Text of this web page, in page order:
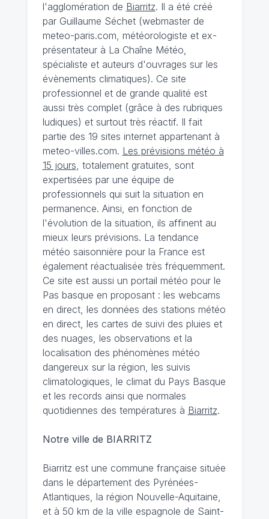
l'agglomération de Biarritz. Il a été créé
par Guillaume Séchet (webmaster de
meteo-paris.com, météorologiste et ex-
présentateur à La Chaîne Météo,
spécialiste et auteurs d'ouvrages sur les
évènements climatiques). Ce site
professionnel et de grande qualité est
aussi très complet (grâce à des rubriques
ludiques) et surtout très réactif. Il fait
partie des 19 sites internet appartenant à
meteo-villes.com. Les prévisions météo à
15 jours, totalement gratuites, sont
expertisées par une équipe de
professionnels qui suit la situation en
permanence. Ainsi, en fonction de
l'évolution de la situation, ils affinent au
mieux leurs prévisions. La tendance
météo saisonnière pour la France est
également réactualisée très fréquemment.
Ce site est aussi un portail météo pour le
Pas basque en proposant : les webcams
en direct, les données des stations météo
en direct, les cartes de suivi des pluies et
des nuages, les observations et la
localisation des phénomènes météo
dangereux sur la région, les suivis
climatologiques, le climat du Pays Basque
et les records ainsi que normales
quotidiennes des températures à Biarritz.
Notre ville de BIARRITZ
Biarritz est une commune française située
dans le département des Pyrénées-
Atlantiques, la région Nouvelle-Aquitaine,
et à 50 km de la ville espagnole de Saint-